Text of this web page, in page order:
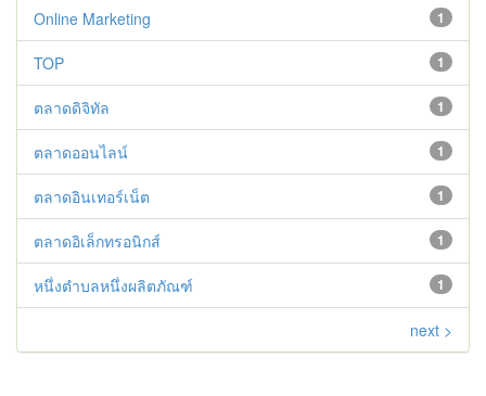
1
Online Marketing
1
TOP
1
ตลาดดิจิทัล
1
ตลาดออนไลน์
1
ตลาดอินเทอร์เน็ต
1
ตลาดอิเล็กทรอนิกส์
1
หนึ่งตำบลหนึ่งผลิตภัณฑ์
next >